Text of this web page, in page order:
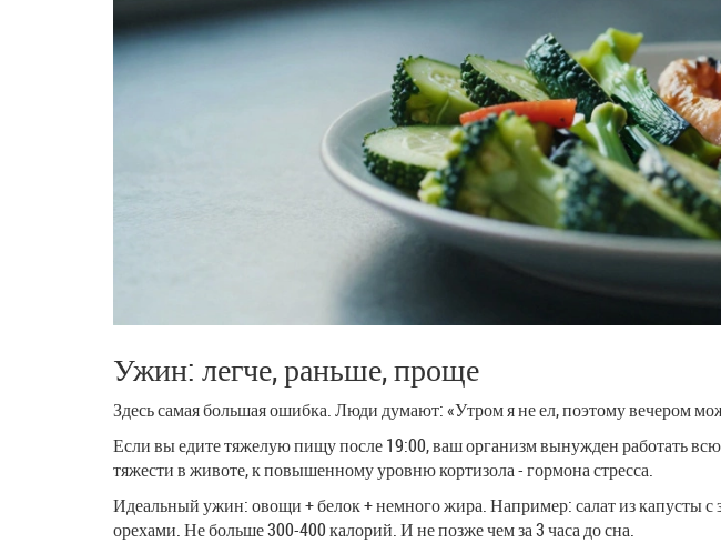
Ужин: легче, раньше, проще
Здесь самая большая ошибка. Люди думают: «Утром я не ел, поэтому вечером
Если вы едите тяжелую пищу после 19:00, ваш организм вынужден работать
тяжести в животе, к повышенному уровню кортизола - гормона стресса.
Идеальный ужин: овощи + белок + немного жира. Например: салат из капусты
орехами. Не больше 300-400 калорий. И не позже чем за 3 часа до сна.